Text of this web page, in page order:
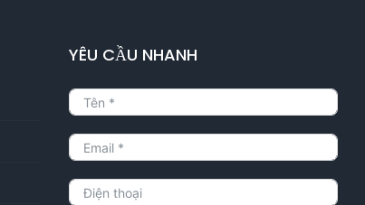
YÊU CẦU NHANH